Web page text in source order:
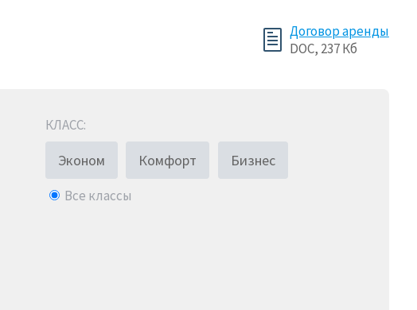
Договор аренды
DOC, 237 Кб
КЛАСС:
Эконом Комфорт Бизнес
Все классы